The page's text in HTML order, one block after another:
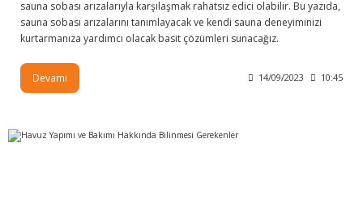
sauna sobası arızalarıyla karşılaşmak rahatsız edici olabilir. Bu yazıda,
sauna sobası arızalarını tanımlayacak ve kendi sauna deneyiminizi
kurtarmanıza yardımcı olacak basit çözümleri sunacağız.
Devamı 14/09/2023 10:45